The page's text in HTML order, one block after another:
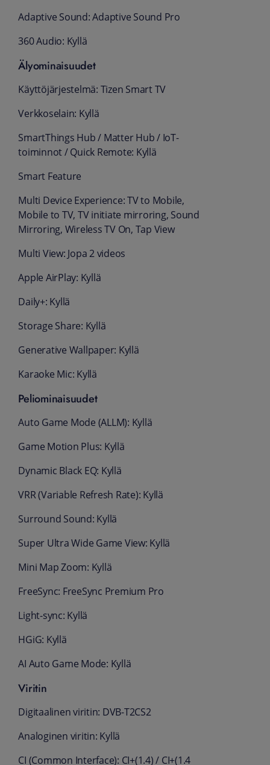
Adaptive Sound: Adaptive Sound Pro
360 Audio: Kyllä
Älyominaisuudet
Käyttöjärjestelmä: Tizen Smart TV
Verkkoselain: Kyllä
SmartThings Hub / Matter Hub / IoT-
toiminnot / Quick Remote: Kyllä
Smart Feature
Multi Device Experience: TV to Mobile,
Mobile to TV, TV initiate mirroring, Sound
Mirroring, Wireless TV On, Tap View
Multi View: Jopa 2 videos
Apple AirPlay: Kyllä
Daily+: Kyllä
Storage Share: Kyllä
Generative Wallpaper: Kyllä
Karaoke Mic: Kyllä
Peliominaisuudet
Auto Game Mode (ALLM): Kyllä
Game Motion Plus: Kyllä
Dynamic Black EQ: Kyllä
VRR (Variable Refresh Rate): Kyllä
Surround Sound: Kyllä
Super Ultra Wide Game View: Kyllä
Mini Map Zoom: Kyllä
FreeSync: FreeSync Premium Pro
Light-sync: Kyllä
HGiG: Kyllä
AI Auto Game Mode: Kyllä
Viritin
Digitaalinen viritin: DVB-T2CS2
Analoginen viritin: Kyllä
CI (Common Interface): CI+(1.4) / CI+(1.4